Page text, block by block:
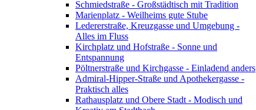
Schmiedstraße - Großstädtisch mit Tradition
Marienplatz - Weilheims gute Stube
Ledererstraße, Kreuzgasse und Umgebung -
Alles im Fluss
Kirchplatz und Hofstraße - Sonne und
Entspannung
Pöltnerstraße und Kirchgasse - Einladend anders
Admiral-Hipper-Straße und Apothekergasse -
Praktisch alles
Rathausplatz und Obere Stadt - Modisch und